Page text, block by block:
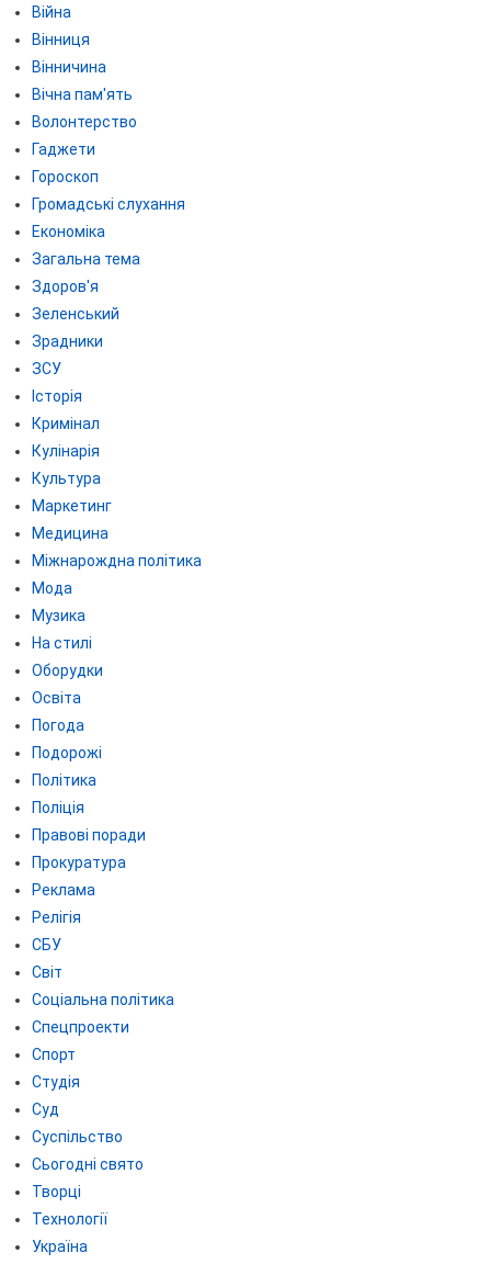
Війна
Вінниця
Вінничина
Вічна пам'ять
Волонтерство
Гаджети
Гороскоп
Громадські слухання
Економіка
Загальна тема
Здоров'я
Зеленський
Зрадники
ЗСУ
Історія
Кримінал
Кулінарія
Культура
Маркетинг
Медицина
Міжнарождна політика
Мода
Музика
На стилі
Оборудки
Освіта
Погода
Подорожі
Політика
Поліція
Правові поради
Прокуратура
Реклама
Релігія
СБУ
Світ
Соціальна політика
Спецпроекти
Спорт
Студія
Суд
Суспільство
Сьогодні свято
Творці
Технології
Україна